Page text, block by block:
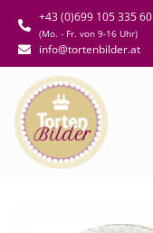
+43 (0)699 105 335 60
(Mo. - Fr. von 9-16 Uhr)
info@tortenbilder.at